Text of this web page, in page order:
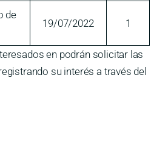
de
19/07/2022 1
en podrán solicitar las
su interés a través del